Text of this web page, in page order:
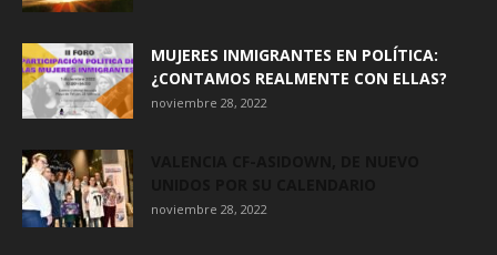
MUJERES INMIGRANTES EN POLÍTICA:
¿CONTAMOS REALMENTE CON ELLAS?
noviembre 28, 2022
noviembre 28, 2022